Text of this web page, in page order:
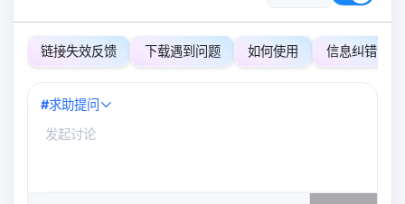
链接失效反馈 下载遇到问题 如何使用 信息纠错
#求助提问